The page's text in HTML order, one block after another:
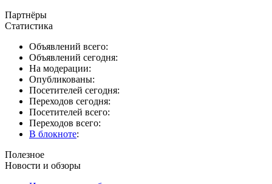
Партнёры
Статистика
Объявлений всего:
Объявлений сегодня:
На модерации:
Опубликованы:
Посетителей сегодня:
Переходов сегодня:
Посетителей всего:
Переходов всего:
В блокноте:
Полезное
Новости и обзоры